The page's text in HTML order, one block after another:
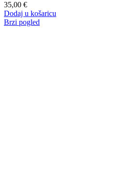
35,00 €
Dodaj u košaricu
Brzi pogled